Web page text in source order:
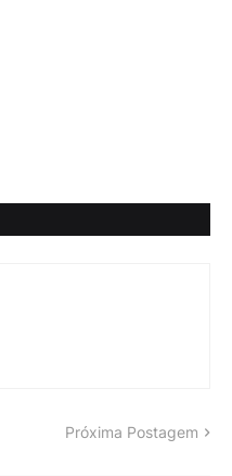
Próxima Postagem